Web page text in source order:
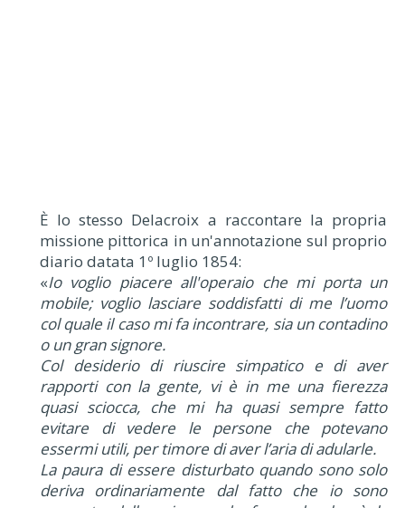
È lo stesso Delacroix a raccontare la propria
missione pittorica in un'annotazione sul proprio
diario datata 1º luglio 1854:
«Io voglio piacere all'operaio che mi porta un
mobile; voglio lasciare soddisfatti di me l’uomo
col quale il caso mi fa incontrare, sia un contadino
o un gran signore.
Col desiderio di riuscire simpatico e di aver
rapporti con la gente, vi è in me una fierezza
quasi sciocca, che mi ha quasi sempre fatto
evitare di vedere le persone che potevano
essermi utili, per timore di aver l’aria di adularle.
La paura di essere disturbato quando sono solo
deriva ordinariamente dal fatto che io sono